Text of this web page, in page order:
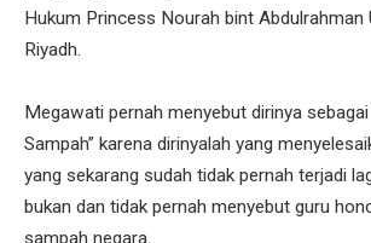
Hukum Princess Nourah bint Abdulrahman
Riyadh.
Megawati pernah menyebut dirinya sebagai
Sampah” karena dirinyalah yang
yang sekarang sudah tidak pernah terjadi
bukan dan tidak pernah menyebut guru
sampah negara.